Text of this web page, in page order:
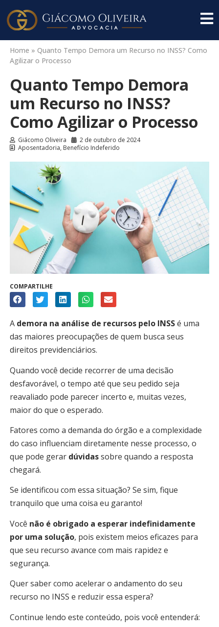
Home » Quanto Tempo Demora um Recurso no INSS? Como
Agilizar o Processo
Quanto Tempo Demora
um Recurso no INSS?
Como Agilizar o Processo
Giácomo Oliveira
2 de outubro de 2024
Aposentadoria, Benefício Indeferido
COMPARTILHE
A demora na análise de recursos pelo INSSé uma
das maiores preocupações de quem busca seus
direitos previdenciários.
Quando você decide recorrer de uma decisão
desfavorável, o tempo até que seu pedido seja
reavaliado pode parecer incerto e, muitas vezes,
maior do que o esperado.
Fatores como a demanda do órgão e a complexidade
do caso influenciam diretamente nesse processo, o
que pode gerar dúvidassobre quando a resposta
chegará.
Se identificou com essa situação? Se sim, fique
tranquilo que uma coisa eu garanto!
Você não é obrigado a esperar indefinidamente
por uma solução, pois existem meios eficazes para
que seu recurso avance com mais rapidez e
segurança.
Quer saber como acelerar o andamento do seu
recurso no INSS e reduzir essa espera?
Continue lendo este conteúdo, pois você entenderá: